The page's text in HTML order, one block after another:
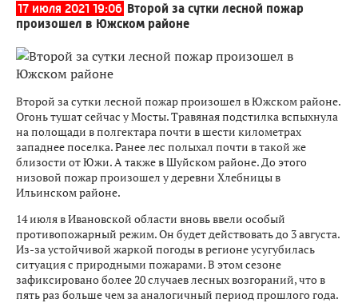
17 июля 2021 19:06 Второй за сутки лесной пожар
произошел в Южском районе
Второй за сутки лесной пожар произошел в Южском районе.
Огонь тушат сейчас у Мосты. Травяная подстилка вспыхнула
на полощади в полгектара почти в шести километрах
западнее поселка. Ранее лес полыхал почти в такой же
близости от Южи. А также в Шуйском районе. До этого
низовой пожар произошел у деревни Хлебницы в
Ильинском районе.
14 июля в Ивановской области вновь ввели особый
противопожарный режим. Он будет действовать до 3 августа.
Из-за устойчивой жаркой погоды в регионе усугубилась
ситуация с природными пожарами. В этом сезоне
зафиксировано более 20 случаев лесных возгораний, что в
пять раз больше чем за аналогичный период прошлого года.